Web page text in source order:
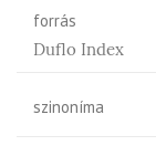
forrás
Duflo Index
szinoníma